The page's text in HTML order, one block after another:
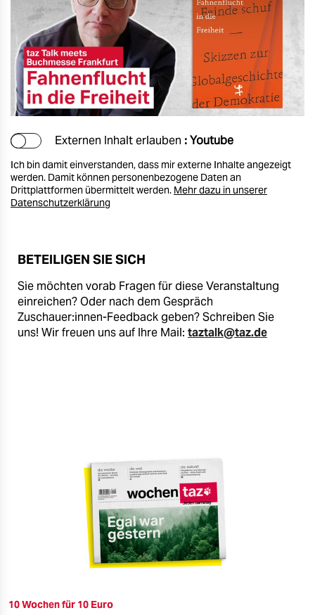
Externen Inhalt erlauben : Youtube
Ich bin damit einverstanden, dass mir externe Inhalte angezeigt
werden. Damit können personenbezogene Daten an
Drittplattformen übermittelt werden. Mehr dazu in unserer
Datenschutzerklärung
BETEILIGEN SIE SICH
Sie möchten vorab Fragen für diese Veranstaltung
einreichen? Oder nach dem Gespräch
Zuschauer:innen-Feedback geben? Schreiben Sie
uns! Wir freuen uns auf Ihre Mail: taztalk@taz.de
10 Wochen für 10 Euro